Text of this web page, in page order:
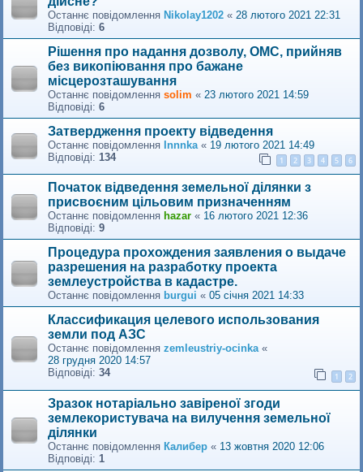
Останнє повідомлення Nikolay1202 « 28 лютого 2021 22:31
Відповіді: 6
Рішення про надання дозволу, ОМС, прийняв
без викопіювання про бажане
місцерозташування
Останнє повідомлення solim « 23 лютого 2021 14:59
Відповіді: 6
Затвердження проекту відведення
Останнє повідомлення Innnka « 19 лютого 2021 14:49
Відповіді: 134 1 2 3 4 5 6
Початок відведення земельної ділянки з
присвоєним цільовим призначенням
Останнє повідомлення hazar « 16 лютого 2021 12:36
Відповіді: 9
Процедура прохождения заявления о выдаче
разрешения на разработку проекта
землеустройства в кадастре.
Останнє повідомлення burgui « 05 січня 2021 14:33
Классификация целевого использования
земли под АЗС
Останнє повідомлення zemleustriy-ocinka«
28 грудня 2020 14:57
Відповіді: 34 1 2
Зразок нотаріально завіреної згоди
землекористувача на вилучення земельної
ділянки
Останнє повідомлення Калибер « 13 жовтня 2020 12:06
Відповіді: 1